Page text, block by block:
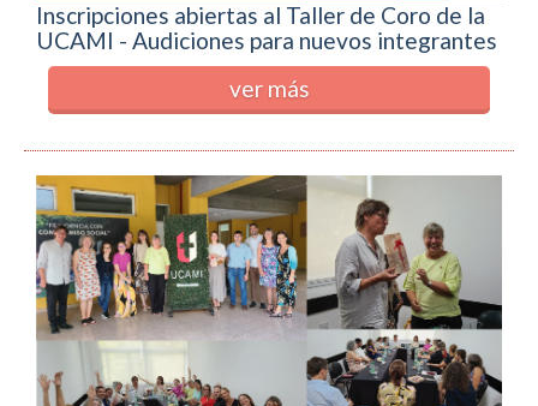
Inscripciones abiertas al Taller de Coro de la
UCAMI - Audiciones para nuevos integrantes
ver más